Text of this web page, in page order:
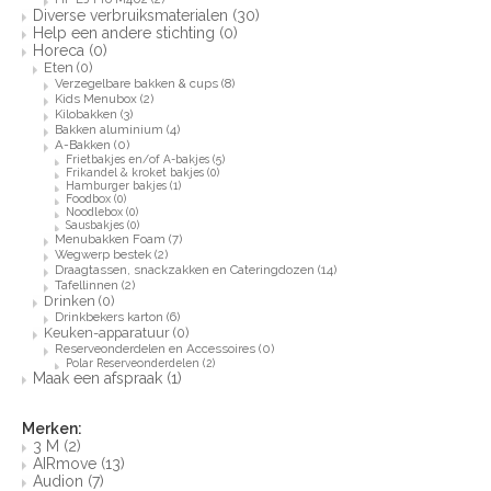
Diverse verbruiksmaterialen (30)
Help een andere stichting (0)
Horeca (0)
Eten (0)
Verzegelbare bakken & cups (8)
Kids Menubox (2)
Kilobakken (3)
Bakken aluminium (4)
A-Bakken (0)
Frietbakjes en/of A-bakjes (5)
Frikandel & kroket bakjes (0)
Hamburger bakjes (1)
Foodbox (0)
Noodlebox (0)
Sausbakjes (0)
Menubakken Foam (7)
Wegwerp bestek (2)
Draagtassen, snackzakken en Cateringdozen (14)
Tafellinnen (2)
Drinken (0)
Drinkbekers karton (6)
Keuken-apparatuur (0)
Reserveonderdelen en Accessoires (0)
Polar Reserveonderdelen (2)
Maak een afspraak (1)
Merken:
3 M (2)
AIRmove (13)
Audion (7)